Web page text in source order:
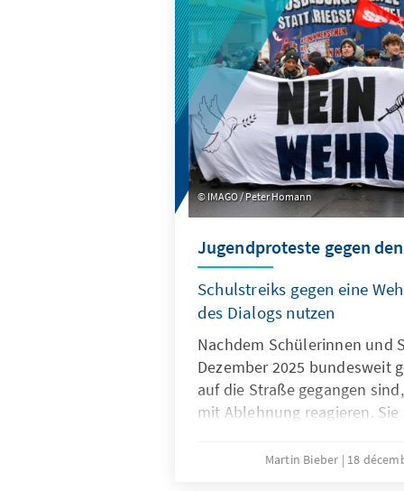
IMAGO / Peter Homann
Jugendproteste gegen
Schulstreiks gegen eine
des Dialogs nutzen
Nachdem Schülerinnen und
Dezember 2025 bundesweit
auf die Straße gegangen
mit Ablehnung reagieren.
begegnen. Nur wenn die
Martin Bieber 18